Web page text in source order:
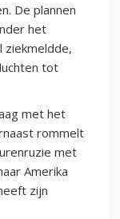
De plannen
het
ziekmeldde,
tot
met het
rommelt
met
Amerika
zijn